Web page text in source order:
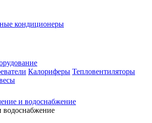
кондиционеры
Калориферы Тепловентиляторы
и водоснабжение
водоснабжение